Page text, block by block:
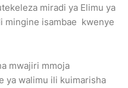
miradi ya Elimu ya
mingine isambae kwenye
mwajiri mmoja
ya walimu ili kuimarisha